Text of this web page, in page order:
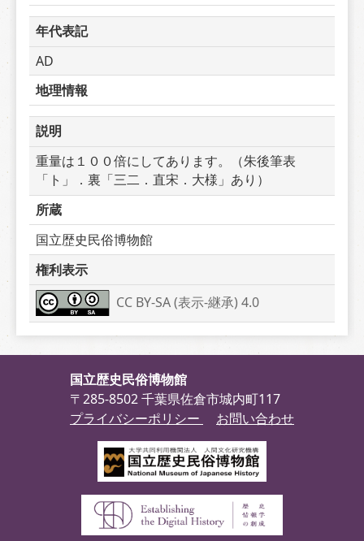
年代表記
AD
地理情報
説明
重量は１００倍にしてあります。（朱後筆表
「ト」．裏「三二．直宋．大様」あり）
所蔵
国立歴史民俗博物館
権利表示
CC BY-SA (表示-継承) 4.0
国立歴史民俗博物館
〒285-8502 千葉県佐倉市城内町117
プライバシーポリシー
お問い合わせ